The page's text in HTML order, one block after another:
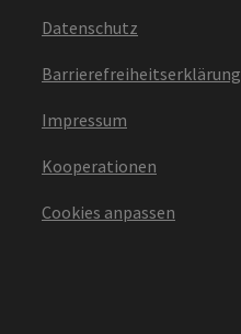
Datenschutz
Barrierefreiheitserklärung
Impressum
Kooperationen
Cookies anpassen